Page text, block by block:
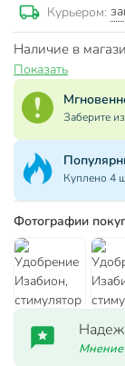
Курьером:
Наличие в
Показать
Заберите
Куплено 4
Фотографии
Мнение